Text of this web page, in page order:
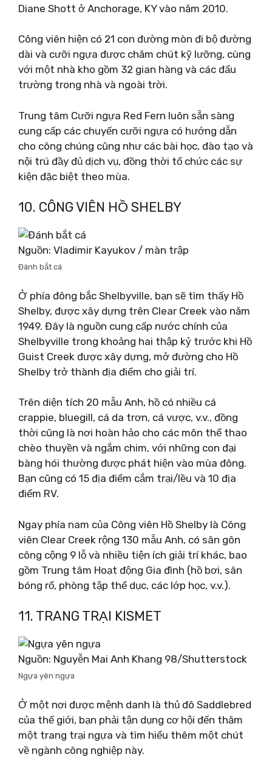
Diane Shott ở Anchorage, KY vào năm 2010.
Công viên hiện có 21 con đường mòn đi bộ đường
dài và cưỡi ngựa được chăm chút kỹ lưỡng, cùng
với một nhà kho gồm 32 gian hàng và các đấu
trường trong nhà và ngoài trời.
Trung tâm Cưỡi ngựa Red Fern luôn sẵn sàng
cung cấp các chuyến cưỡi ngựa có hướng dẫn
cho công chúng cũng như các bài học, đào tạo và
nội trú đầy đủ dịch vụ, đồng thời tổ chức các sự
kiện đặc biệt theo mùa.
10. CÔNG VIÊN HỒ SHELBY
Nguồn: Vladimir Kayukov / màn trập
Đánh bắt cá
Ở phía đông bắc Shelbyville, bạn sẽ tìm thấy Hồ
Shelby, được xây dựng trên Clear Creek vào năm
1949. Đây là nguồn cung cấp nước chính của
Shelbyville trong khoảng hai thập kỷ trước khi Hồ
Guist Creek được xây dựng, mở đường cho Hồ
Shelby trở thành địa điểm cho giải trí.
Trên diện tích 20 mẫu Anh, hồ có nhiều cá
crappie, bluegill, cá da trơn, cá vược, v.v., đồng
thời cũng là nơi hoàn hảo cho các môn thể thao
chèo thuyền và ngắm chim, với những con đại
bàng hói thường được phát hiện vào mùa đông.
Bạn cũng có 15 địa điểm cắm trại/lều và 10 địa
điểm RV.
Ngay phía nam của Công viên Hồ Shelby là Công
viên Clear Creek rộng 130 mẫu Anh, có sân gôn
công cộng 9 lỗ và nhiều tiện ích giải trí khác, bao
gồm Trung tâm Hoạt động Gia đình (hồ bơi, sân
bóng rổ, phòng tập thể dục, các lớp học, v.v.).
11. TRANG TRẠI KISMET
Nguồn: Nguyễn Mai Anh Khang 98/Shutterstock
Ngựa yên ngựa
Ở một nơi được mệnh danh là thủ đô Saddlebred
của thế giới, bạn phải tận dụng cơ hội đến thăm
một trang trại ngựa và tìm hiểu thêm một chút
về ngành công nghiệp này.